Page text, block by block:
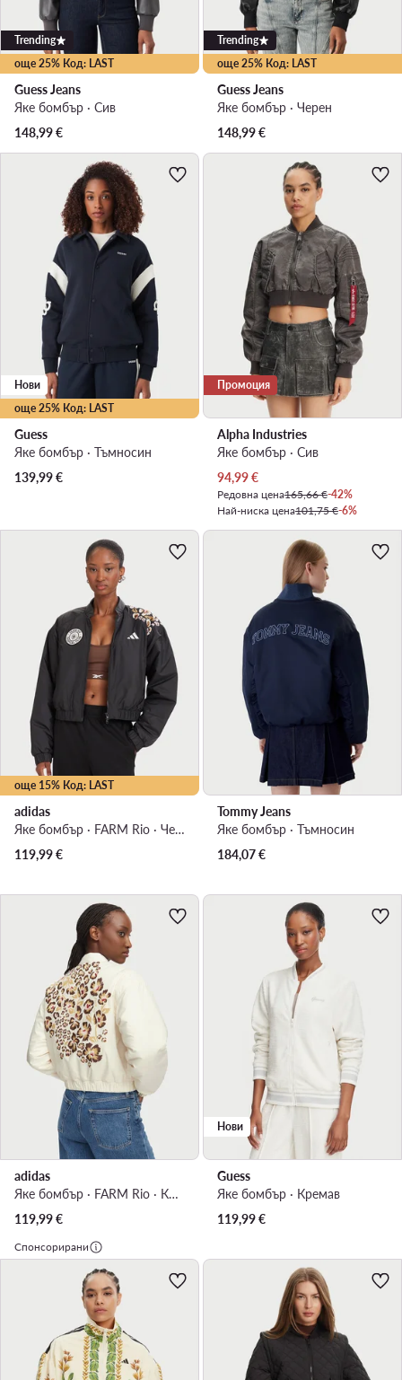
още 25% Код: LAST
Trending
Guess Jeans
Яке бомбър · Сив
148,99€
още 25% Код: LAST
Trending
Guess Jeans
Яке бомбър · Черен
148,99€
още 25% Код: LAST
Нови
Guess
Яке бомбър · Тъмносин
139,99€
Промоция
Alpha Industries
Яке бомбър · Сив
Актуална цена
94,99€
Редовна цена165,66 €-42%
Най-ниска цена101,75 €-6%
още 15% Код: LAST
adidas
Яке бомбър · FARM Rio · Черен
119,99€
Tommy Jeans
Яке бомбър · Тъмносин
184,07€
adidas
Яке бомбър · FARM Rio · Кремав
119,99€
Нови
Guess
Яке бомбър · Кремав
119,99€
Спонсорирани